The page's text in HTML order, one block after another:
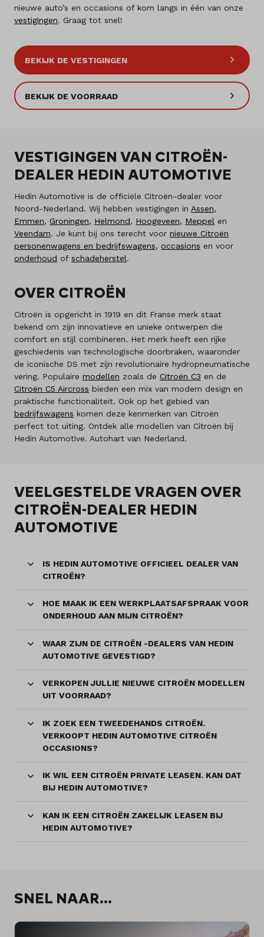
nieuwe auto’s en occasions of kom langs in één van onze
vestigingen. Graag tot snel!
BEKIJK DE VESTIGINGEN
BEKIJK DE VOORRAAD
VESTIGINGEN VAN CITROËN-
DEALER HEDIN AUTOMOTIVE
Hedin Automotive is de officiële Citroën-dealer voor
Noord-Nederland. Wij hebben vestigingen in Assen,
Emmen, Groningen, Helmond, Hoogeveen, Meppel en
Veendam. Je kunt bij ons terecht voor nieuwe Citroën
personenwagens en bedrijfswagens, occasions en voor
onderhoud of schadeherstel.
OVER CITROËN
Citroën is opgericht in 1919 en dit Franse merk staat
bekend om zijn innovatieve en unieke ontwerpen die
comfort en stijl combineren. Het merk heeft een rijke
geschiedenis van technologische doorbraken, waaronder
de iconische DS met zijn revolutionaire hydropneumatische
vering. Populaire modellen zoals de Citroën C3 en de
Citroën C5 Aircross bieden een mix van modern design en
praktische functionaliteit. Ook op het gebied van
bedrijfswagens komen deze kenmerken van Citroën
perfect tot uiting. Ontdek alle modellen van Citroën bij
Hedin Automotive. Autohart van Nederland.
VEELGESTELDE VRAGEN OVER
CITROËN-DEALER HEDIN
AUTOMOTIVE
IS HEDIN AUTOMOTIVE OFFICIEEL DEALER VAN
CITROËN?
HOE MAAK IK EEN WERKPLAATSAFSPRAAK VOOR
ONDERHOUD AAN MIJN CITROËN?
WAAR ZIJN DE CITROËN -DEALERS VAN HEDIN
AUTOMOTIVE GEVESTIGD?
VERKOPEN JULLIE NIEUWE CITROËN MODELLEN
UIT VOORRAAD?
IK ZOEK EEN TWEEDEHANDS CITROËN.
VERKOOPT HEDIN AUTOMOTIVE CITROËN
OCCASIONS?
IK WIL EEN CITROËN PRIVATE LEASEN. KAN DAT
BIJ HEDIN AUTOMOTIVE?
KAN IK EEN CITROËN ZAKELIJK LEASEN BIJ
HEDIN AUTOMOTIVE?
SNEL NAAR...